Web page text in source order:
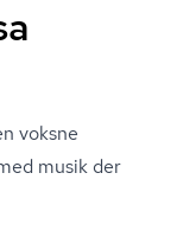
voksne
musik der